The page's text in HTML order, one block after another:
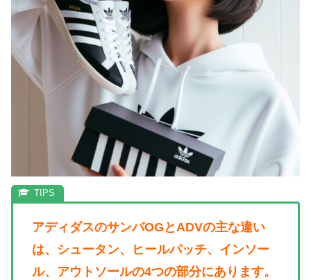
アディダスのサンバOGとADVの主な違い
は、シュータン、ヒールパッチ、インソー
ル、アウトソールの4つの部分にあります。